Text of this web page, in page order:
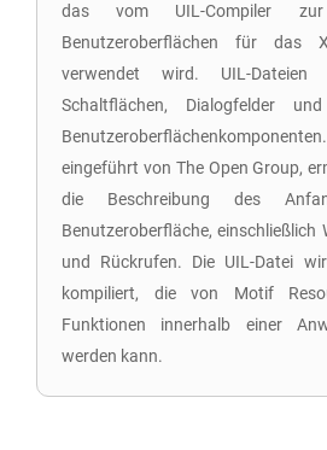
das vom UIL-Compiler
Benutzeroberflächen für das
verwendet wird. UIL-Dateien
Schaltflächen, Dialogfelder
eingeführt von The Open Group,
die Beschreibung des
Benutzeroberfläche, einschließlich
und Rückrufen. Die UIL-Datei
kompiliert, die von Motif
Funktionen innerhalb einer
werden kann.